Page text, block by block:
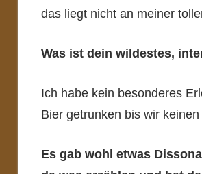
das liegt nicht an meiner
Was ist dein wildestes,
Ich habe kein besonderes
Bier getrunken bis wir
Es gab wohl etwas